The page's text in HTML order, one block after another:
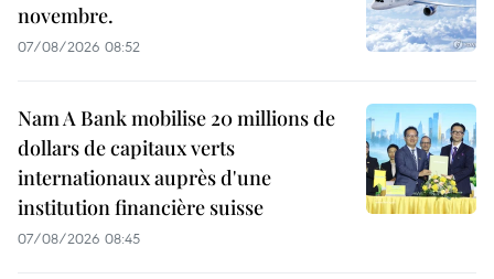
novembre.
07/08/2026 08:52
Nam A Bank mobilise 20 millions de
dollars de capitaux verts
internationaux auprès d'une
institution financière suisse
07/08/2026 08:45